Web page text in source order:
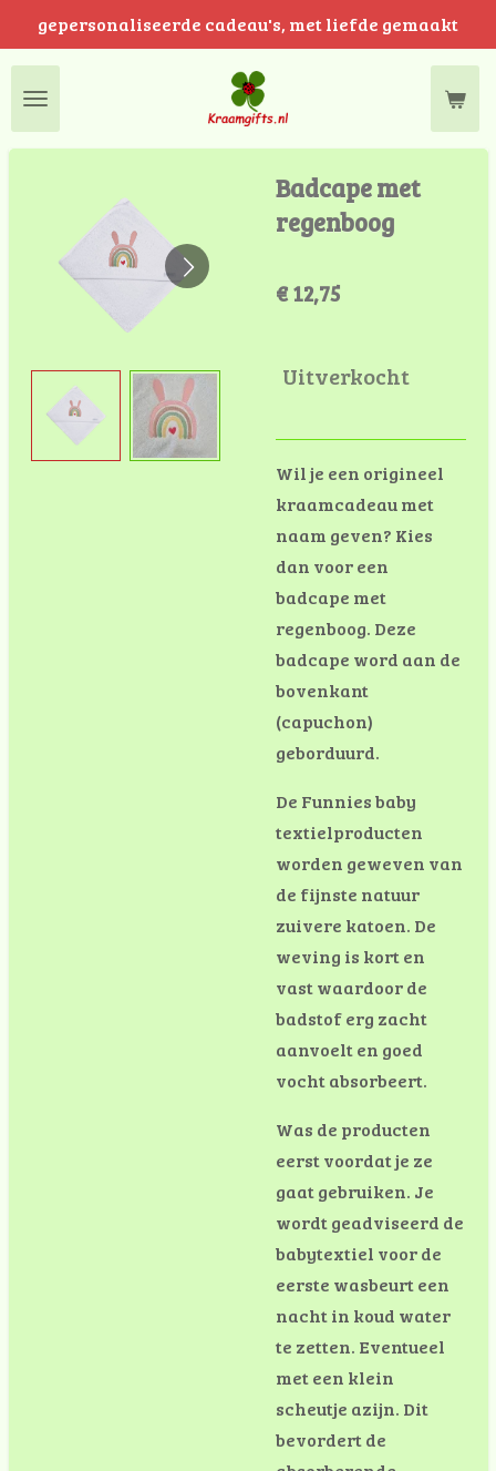
naar
hoofdinhoud
gepersonaliseerde cadeau's, met liefde gemaakt
Badcape met
regenboog
€ 12,75
Uitverkocht
Wil je een origineel
kraamcadeau met
naam geven? Kies
dan voor een
badcape met
regenboog. Deze
badcape word aan de
bovenkant
(capuchon)
geborduurd.
De Funnies baby
textielproducten
worden geweven van
de fijnste natuur
zuivere katoen. De
weving is kort en
vast waardoor de
badstof erg zacht
aanvoelt en goed
vocht absorbeert.
Was de producten
eerst voordat je ze
gaat gebruiken. Je
wordt geadviseerd de
babytextiel voor de
eerste wasbeurt een
nacht in koud water
te zetten. Eventueel
met een klein
scheutje azijn. Dit
bevordert de